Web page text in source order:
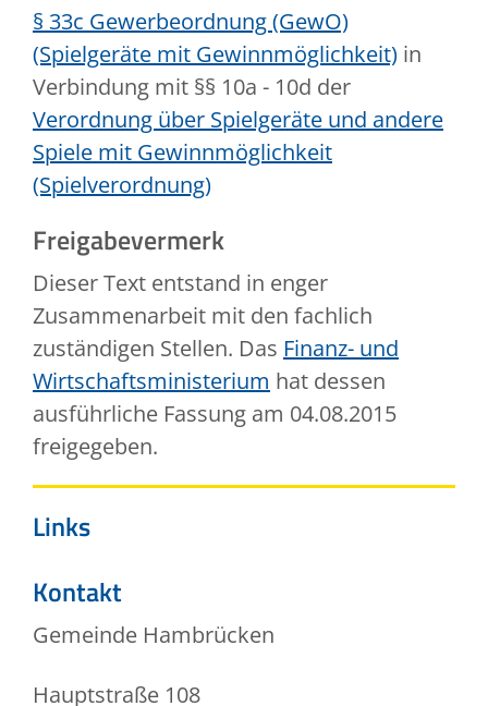
§ 33c Gewerbeordnung (GewO)
(Spielgeräte mit Gewinnmöglichkeit) in
Verbindung mit §§ 10a - 10d der
Verordnung über Spielgeräte und andere
Spiele mit Gewinnmöglichkeit
(Spielverordnung)
Freigabevermerk
Dieser Text entstand in enger
Zusammenarbeit mit den fachlich
zuständigen Stellen. Das Finanz- und
Wirtschaftsministerium hat dessen
ausführliche Fassung am 04.08.2015
freigegeben.
Links
Kontakt
Gemeinde Hambrücken
Hauptstraße 108